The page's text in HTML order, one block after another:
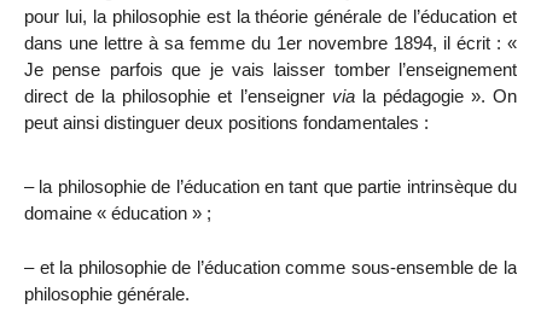
pour lui, la philosophie est la théorie générale de l’éducation et
dans une lettre à sa femme du 1er novembre 1894, il écrit : «
Je pense parfois que je vais laisser tomber l’enseignement
direct de la philosophie et l’enseigner via la pédagogie ». On
peut ainsi distinguer deux positions fondamentales :
–la philosophie de l’éducation en tant que partie intrinsèque du
domaine « éducation » ;
– et la philosophie de l’éducation comme sous-ensemble de la
philosophie générale.